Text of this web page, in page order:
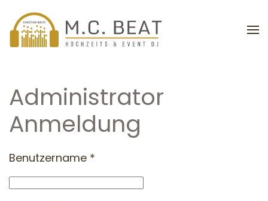
Zum Hauptinhalt springen
Administrator
Anmeldung
Benutzername *